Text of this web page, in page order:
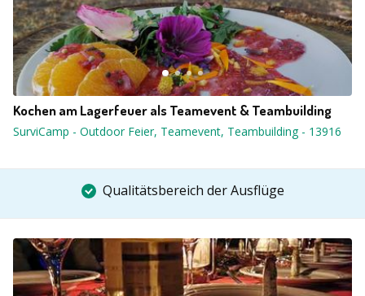
Kochen am Lagerfeuer als Teamevent & Teambuilding
SurviCamp - Outdoor Feier, Teamevent, Teambuilding- 13916
Qualitätsbereich der Ausflüge